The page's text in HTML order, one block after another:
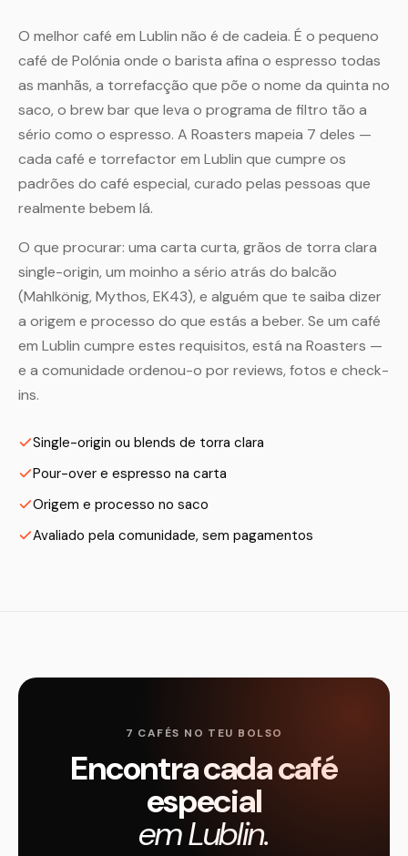
O melhor café em Lublin não é de cadeia. É o pequeno
café de Polónia onde o barista afina o espresso todas
as manhãs, a torrefacção que põe o nome da quinta no
saco, o brew bar que leva o programa de filtro tão a
sério como o espresso. A Roasters mapeia 7 deles —
cada café e torrefactor em Lublin que cumpre os
padrões do café especial, curado pelas pessoas que
realmente bebem lá.
O que procurar: uma carta curta, grãos de torra clara
single-origin, um moinho a sério atrás do balcão
(Mahlkönig, Mythos, EK43), e alguém que te saiba dizer
a origem e processo do que estás a beber. Se um café
em Lublin cumpre estes requisitos, está na Roasters —
e a comunidade ordenou-o por reviews, fotos e check-
ins.
Single-origin ou blends de torra clara
Pour-over e espresso na carta
Origem e processo no saco
Avaliado pela comunidade, sem pagamentos
7 CAFÉS NO TEU BOLSO
Encontra cada café
especial
em Lublin.